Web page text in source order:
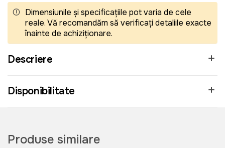
Dimensiunile și specificațiile pot varia de cele
reale. Vă recomandăm să verificați detaliile exacte
înainte de achiziționare.
Descriere
Disponibilitate
Produse similare